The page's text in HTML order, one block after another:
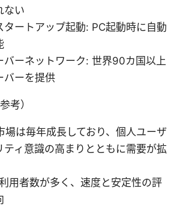
ない
タートアップ起動: PC起動時に自動
バーネットワーク: 世界90カ国以上
バーを提供
考）
場は毎年成長しており、個人ユーザ
ティ意識の高まりとともに需要が拡
用者数が多く、速度と安定性の評